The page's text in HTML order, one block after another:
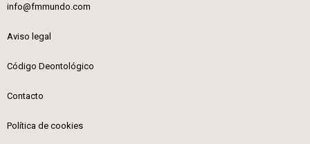
info@fmmundo.com
Aviso legal
Código Deontológico
Contacto
Política de cookies